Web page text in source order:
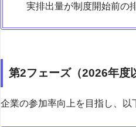
実排出量が制度開始前の
第2フェーズ（2026年度
企業の参加率向上を目指し、以